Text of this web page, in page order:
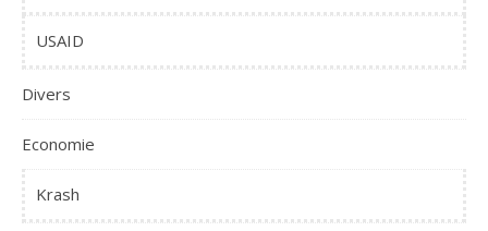
USAID
Divers
Economie
Krash